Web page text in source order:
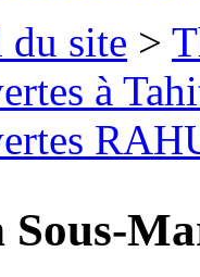
site >
à
Sous-